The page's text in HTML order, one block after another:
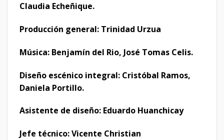
Claudia Echeñique.
Producción general: Trinidad Urzua
Música: Benjamín del Rio, José Tomas Celis.
Diseño escénico integral: Cristóbal Ramos,
Daniela Portillo.
Asistente de diseño: Eduardo Huanchicay
Jefe técnico: Vicente Christian